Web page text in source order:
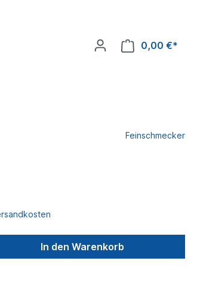
0,00 €*
Feinschmecker
In den Warenkorb